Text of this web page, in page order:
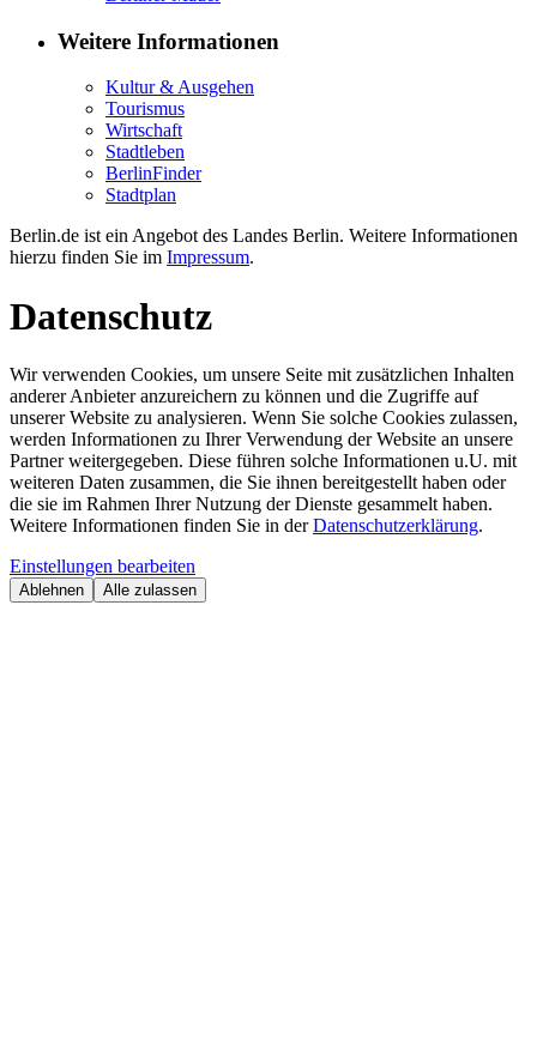
Weitere Informationen
Kultur & Ausgehen
Tourismus
Wirtschaft
Stadtleben
BerlinFinder
Stadtplan
Berlin.de ist ein Angebot des Landes Berlin. Weitere Informationen
hierzu finden Sie im Impressum.
Datenschutz
Wir verwenden Cookies, um unsere Seite mit zusätzlichen Inhalten
anderer Anbieter anzureichern zu können und die Zugriffe auf
unserer Website zu analysieren. Wenn Sie solche Cookies zulassen,
werden Informationen zu Ihrer Verwendung der Website an unsere
Partner weitergegeben. Diese führen solche Informationen u.U. mit
weiteren Daten zusammen, die Sie ihnen bereitgestellt haben oder
die sie im Rahmen Ihrer Nutzung der Dienste gesammelt haben.
Weitere Informationen finden Sie in derDatenschutzerklärung.
Einstellungen bearbeiten
Ablehnen Alle zulassen